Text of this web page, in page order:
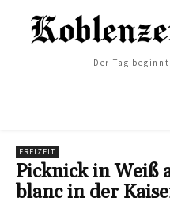
Der Tag
FREIZEIT
Picknick in Weiß
blanc in der